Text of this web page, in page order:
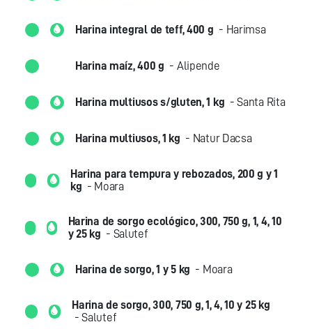
Harina integral de teff, 400 g - Harimsa
Harina maíz, 400 g - Alipende
Harina multiusos s/gluten, 1 kg - Santa Rita
Harina multiusos, 1 kg - Natur Dacsa
Harina para tempura y rebozados, 200 g y 1
kg - Moara
Harina de sorgo ecológico, 300, 750 g, 1, 4, 10
y 25 kg - Salutef
Harina de sorgo, 1 y 5 kg - Moara
Harina de sorgo, 300, 750 g, 1, 4, 10 y 25 kg
- Salutef